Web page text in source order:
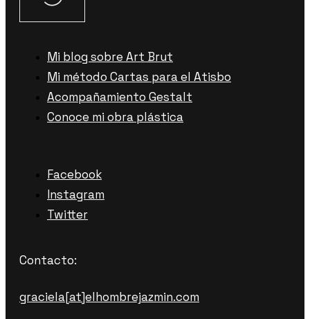
Mi blog sobre Art Brut
Mi método Cartas para el Atisbo
Acompañamiento Gestalt
Conoce mi obra plástica
Facebook
Instagram
Twitter
Contacto:
graciela[at]elhombrejazmin.com